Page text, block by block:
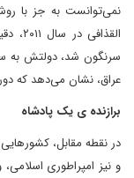
نمی‌توانست به جز با
سرنگون شد، دولتش به
عراق، نشان می‌دهد که
برازنده ی یک پادشاه
در نقطه مقابل،
و نیز امپراطوری